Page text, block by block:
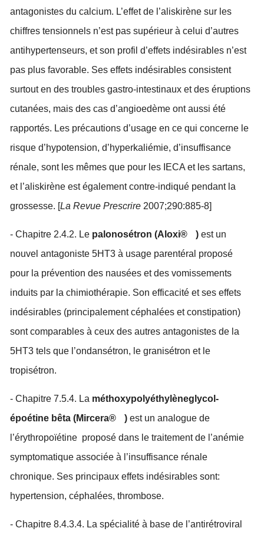
antagonistes du calcium. L’effet de l’aliskirène sur les
chiffres tensionnels n’est pas supérieur à celui d’autres
antihypertenseurs, et son profil d’effets indésirables n’est
pas plus favorable. Ses effets indésirables consistent
surtout en des troubles gastro-intestinaux et des éruptions
cutanées, mais des cas d’angioedème ont aussi été
rapportés. Les précautions d’usage en ce qui concerne le
risque d’hypotension, d’hyperkaliémie, d’insuffisance
rénale, sont les mêmes que pour les IECA et les sartans,
et l’aliskirène est également contre-indiqué pendant la
grossesse. [La Revue Prescrire 2007;290:885-8]
- Chapitre 2.4.2. Le palonosétron (Aloxi® ) est un
nouvel antagoniste 5HT3 à usage parentéral proposé
pour la prévention des nausées et des vomissements
induits par la chimiothérapie. Son efficacité et ses effets
indésirables (principalement céphalées et constipation)
sont comparables à ceux des autres antagonistes de la
5HT3 tels que l’ondansétron, le granisétron et le
tropisétron.
- Chapitre 7.5.4. La méthoxypolyéthylèneglycol-
époétine bêta (Mircera®
) est un analogue de
l’érythropoïétine proposé dans le traitement de l’anémie
symptomatique associée à l’insuffisance rénale
chronique. Ses principaux effets indésirables sont:
hypertension, céphalées, thrombose.
- Chapitre 8.4.3.4. La spécialité à base de l’antirétroviral